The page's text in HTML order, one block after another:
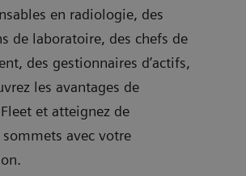
en radiologie, des
de laboratoire, des chefs de
des gestionnaires d’actifs,
les avantages de
et atteignez de
avec votre